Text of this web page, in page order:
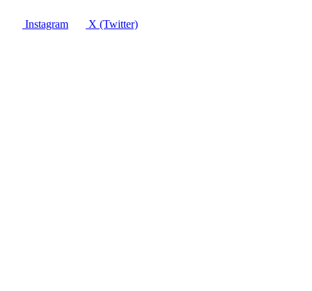
Instagram X (Twitter)